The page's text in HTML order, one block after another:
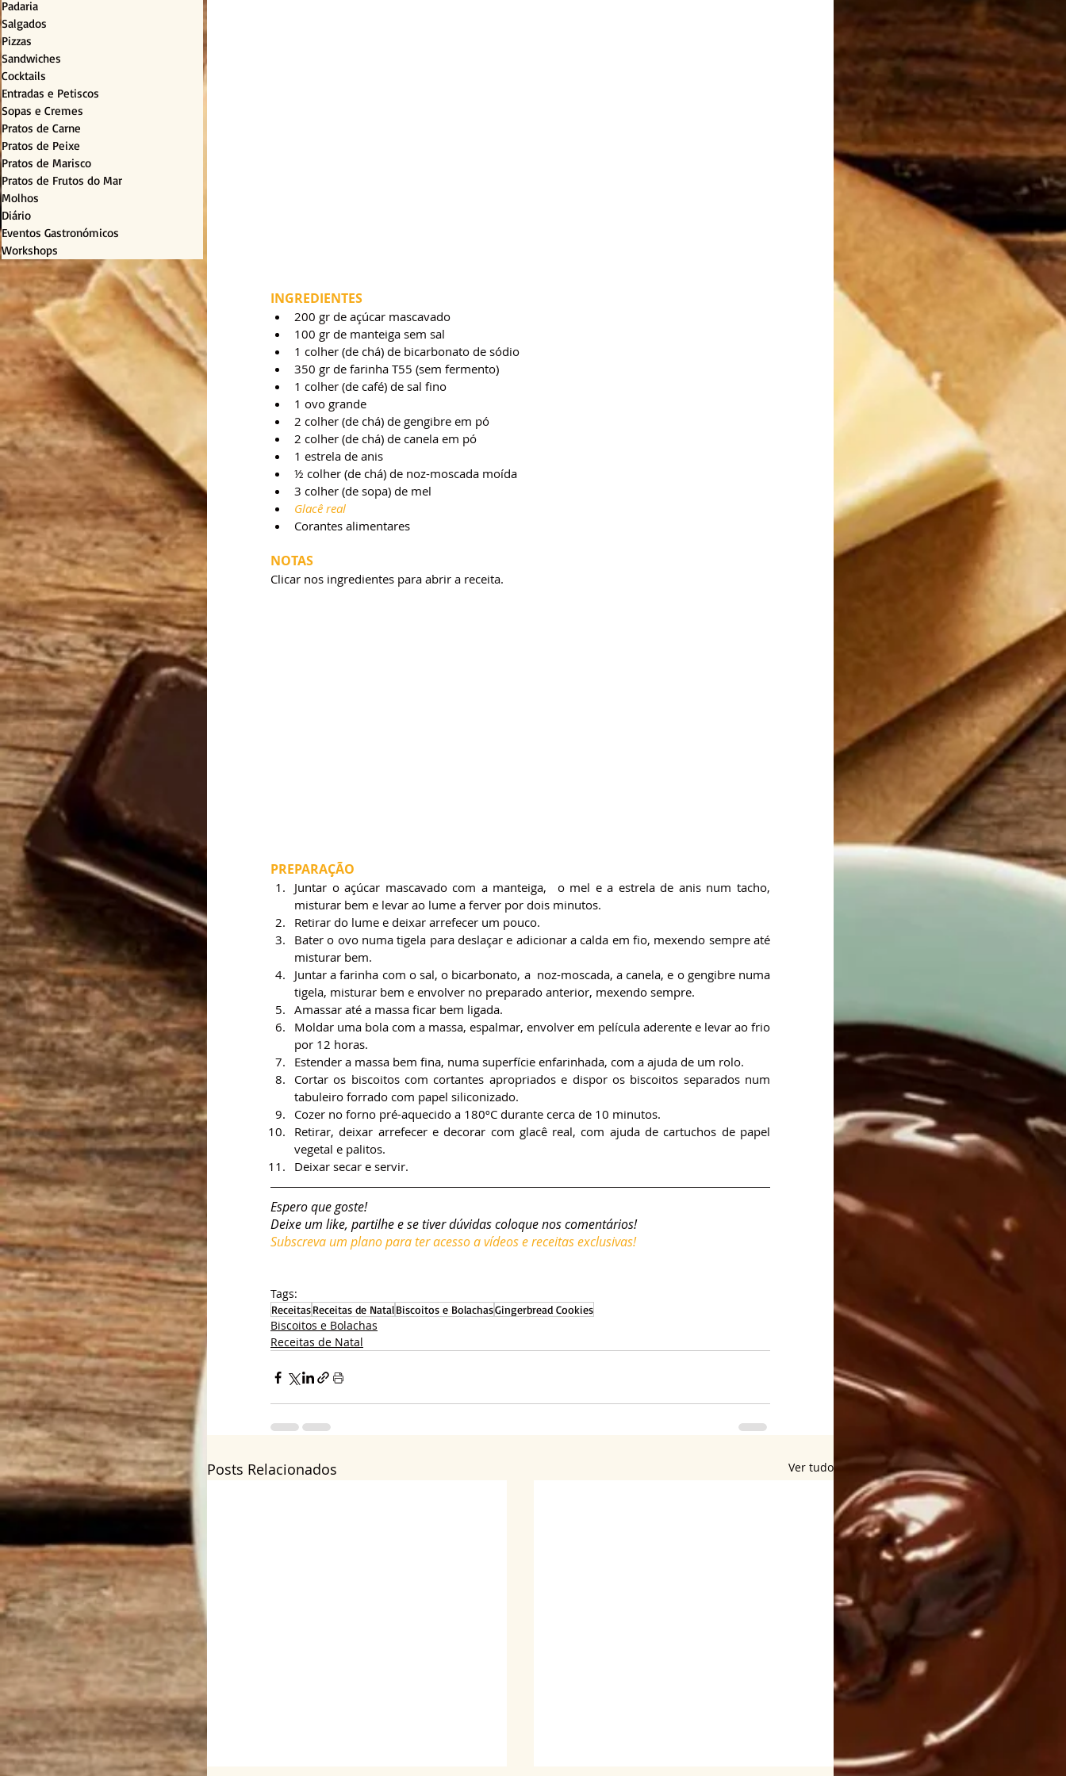
Padaria
Salgados
Pizzas
Sandwiches
Cocktails
Entradas e Petiscos
Sopas e Cremes
Pratos de Carne
Pratos de Peixe
Pratos de Marisco
Pratos de Frutos do Mar
Molhos
Diário
Eventos Gastronómicos
Workshops
INGREDIENTES
200 gr de açúcar mascavado
100 gr de manteiga sem sal
1 colher (de chá) de bicarbonato de sódio
350 gr de farinha T55 (sem fermento)
1 colher (de café) de sal fino
1 ovo grande
2 colher (de chá) de gengibre em pó
2 colher (de chá) de canela em pó
1 estrela de anis
½ colher (de chá) de noz-moscada moída
3 colher (de sopa) de mel
Glacê real
Corantes alimentares
NOTAS
Clicar nos ingredientes para abrir a receita.
PREPARAÇÃO
Juntar o açúcar mascavado com a manteiga,  o mel e a estrela de anis num tacho,
misturar bem e levar ao lume a ferver por dois minutos.
Retirar do lume e deixar arrefecer um pouco.
Bater o ovo numa tigela para deslaçar e adicionar a calda em fio, mexendo sempre até
misturar bem.
Juntar a farinha com o sal, o bicarbonato, a  noz-moscada, a canela, e o gengibre numa
tigela, misturar bem e envolver no preparado anterior, mexendo sempre.
Amassar até a massa ficar bem ligada.
Moldar uma bola com a massa, espalmar, envolver em película aderente e levar ao frio
por 12 horas.
Estender a massa bem fina, numa superfície enfarinhada, com a ajuda de um rolo.
Cortar os biscoitos com cortantes apropriados e dispor os biscoitos separados num
tabuleiro forrado com papel siliconizado.
Cozer no forno pré-aquecido a 180ºC durante cerca de 10 minutos.
Retirar, deixar arrefecer e decorar com glacê real, com ajuda de cartuchos de papel
vegetal e palitos.
Deixar secar e servir.
Espero que goste!
Deixe um like, partilhe e se tiver dúvidas coloque nos comentários!
Subscreva um plano para ter acesso a vídeos e receitas exclusivas!
Tags:
ReceitasReceitas de NatalBiscoitos e BolachasGingerbread Cookies
Biscoitos e Bolachas
Receitas de Natal
Posts Relacionados Ver tudo